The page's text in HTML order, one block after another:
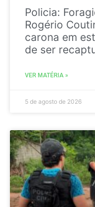
Policia:
Rogério
carona em
de ser
VER MATÉRIA »
5 de agosto de 2026